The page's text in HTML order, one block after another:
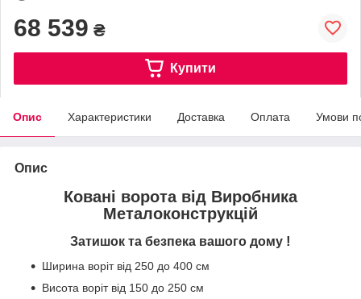
68 539 ₴
Купити
Опис Характеристики Доставка Оплата Умови
Опис
Ковані ворота від Виробника
Металоконструкцій
Затишок та безпека вашого дому !
Ширина воріт від 250 до 400 см
Висота воріт від 150 до 250 см